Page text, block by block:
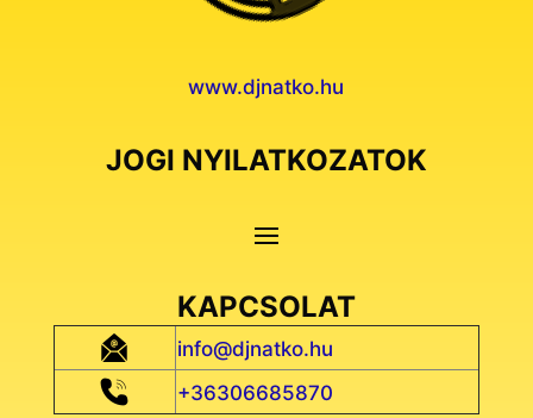
www.djnatko.hu
JOGI NYILATKOZATOK
KAPCSOLAT
info@djnatko.hu
+36306685870